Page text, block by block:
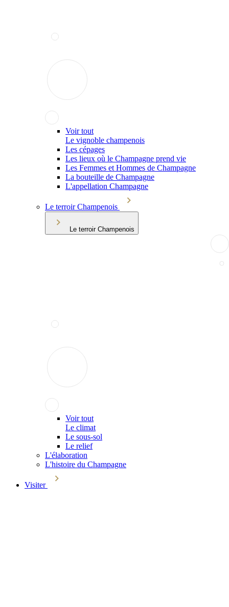
Voir tout
Le vignoble champenois
Les cépages
Les lieux où le Champagne prend vie
Les Femmes et Hommes de Champagne
La bouteille de Champagne
L'appellation Champagne
Le terroir Champenois
Le terroir Champenois
Voir tout
Le climat
Le sous-sol
Le relief
L'élaboration
L'histoire du Champagne
Visiter